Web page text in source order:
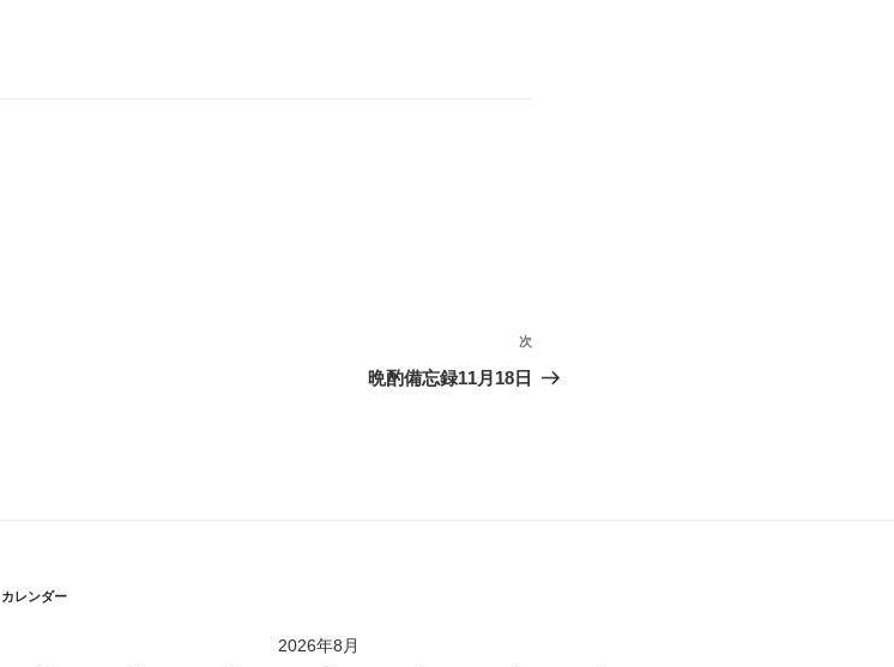
次
の
次
晩酌備忘録11月18日
カレンダー
2026年8月